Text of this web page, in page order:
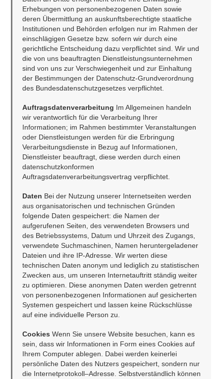
Erhebungen von personenbezogenen Daten sowie
deren Übermittlung an auskunftsberechtigte staatliche
Institutionen und Behörden erfolgen nur im Rahmen der
einschlägigen Gesetze bzw. sofern wir durch eine
gerichtliche Entscheidung dazu verpflichtet sind. Wir und
die von uns beauftragten Dienstleistungsunternehmen
sind von uns zur Verschwiegenheit und zur Einhaltung
der Bestimmungen der Datenschutz-Grundverordnung
des Bundesdatenschutzgesetzes verpflichtet.
Auftragsdatenverarbeitung Im Allgemeinen handeln
wir verantwortlich für die Verarbeitung Ihrer
Informationen; im Rahmen bestimmter Veranstaltungen
oder Dienstleistungen werden für die Erbringung
Verarbeitungsdienste in Bezug auf Informationen,
Dienstleister beauftragt, diese werden durch einen
datenschutzkonformen
Auftragsdatenverarbeitungsvertrag verpflichtet.
Daten Bei der Nutzung unserer Internetseiten werden
aus organisatorischen und technischen Gründen
folgende Daten gespeichert: die Namen der
aufgerufenen Seiten, des verwendeten Browsers und
des Betriebssystems, Datum und Uhrzeit des Zugangs,
verwendete Suchmaschinen, Namen heruntergeladener
Dateien und ihre IP-Adresse. Wir werten diese
technischen Daten anonym und lediglich zu statistischen
Zwecken aus, um unseren Internetauftritt ständig weiter
zu optimieren. Diese anonymen Daten werden getrennt
von personenbezogenen Informationen auf gesicherten
Systemen gespeichert und lassen keine Rückschlüsse
auf eine individuelle Person zu.
Cookies Wenn Sie unsere Website besuchen, kann es
sein, dass wir Informationen in Form eines Cookies auf
Ihrem Computer ablegen. Dabei werden keinerlei
persönliche Daten des Nutzers gespeichert, sondern nur
die Internetprotokoll–Adresse. Selbstverständlich können